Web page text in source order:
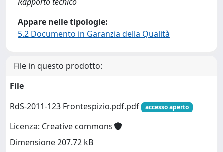
Appare nelle tipologie:
5.2 Documento in Garanzia della Qualità
File in questo prodotto:
File
RdS-2011-123 Frontespizio.pdf.pdf
accesso aperto
Licenza: Creative commons
Dimensione 207.72 kB